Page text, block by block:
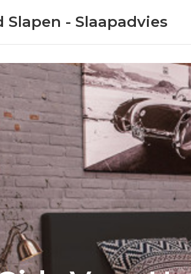
Slapen - Slaapadvies